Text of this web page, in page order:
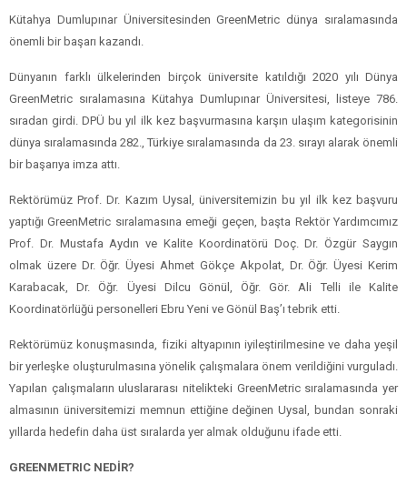
Kütahya Dumlupınar Üniversitesinden GreenMetric dünya sıralamasında
önemli bir başarı kazandı.
Dünyanın farklı ülkelerinden birçok üniversite katıldığı 2020 yılı Dünya
GreenMetric sıralamasına Kütahya Dumlupınar Üniversitesi, listeye 786.
sıradan girdi. DPÜ bu yıl ilk kez başvurmasına karşın ulaşım kategorisinin
dünya sıralamasında 282., Türkiye sıralamasında da 23. sırayı alarak önemli
bir başarıya imza attı.
Rektörümüz Prof. Dr. Kazım Uysal, üniversitemizin bu yıl ilk kez başvuru
yaptığı GreenMetric sıralamasına emeği geçen, başta Rektör Yardımcımız
Prof. Dr. Mustafa Aydın ve Kalite Koordinatörü Doç. Dr. Özgür Saygın
olmak üzere Dr. Öğr. Üyesi Ahmet Gökçe Akpolat, Dr. Öğr. Üyesi Kerim
Karabacak, Dr. Öğr. Üyesi Dilcu Gönül, Öğr. Gör. Ali Telli ile Kalite
Koordinatörlüğü personelleri Ebru Yeni ve Gönül Baş’ı tebrik etti.
Rektörümüz konuşmasında, fiziki altyapının iyileştirilmesine ve daha yeşil
bir yerleşke oluşturulmasına yönelik çalışmalara önem verildiğini vurguladı.
Yapılan çalışmaların uluslararası nitelikteki GreenMetric sıralamasında yer
almasının üniversitemizi memnun ettiğine değinen Uysal, bundan sonraki
yıllarda hedefin daha üst sıralarda yer almak olduğunu ifade etti.
GREENMETRIC NEDİR?